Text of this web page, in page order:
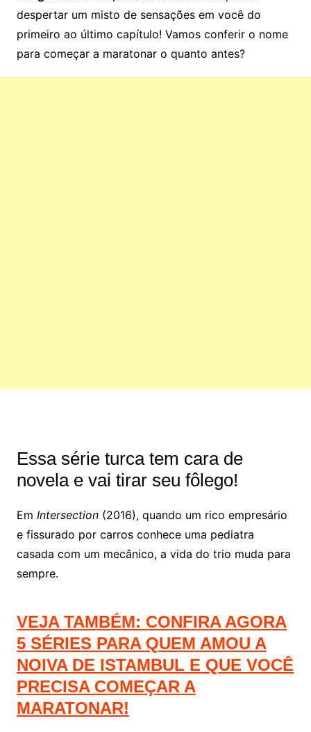
despertar um misto de sensações em você do
primeiro ao último capítulo! Vamos conferir o nome
para começar a maratonar o quanto antes?
Essa série turca tem cara de
novela e vai tirar seu fôlego!
Em Intersection(2016), quando um rico empresário
e fissurado por carros conhece uma pediatra
casada com um mecânico, a vida do trio muda para
sempre.
VEJA TAMBÉM: CONFIRA AGORA
5 SÉRIES PARA QUEM AMOU A
NOIVA DE ISTAMBUL E QUE VOCÊ
PRECISA COMEÇAR A
MARATONAR!